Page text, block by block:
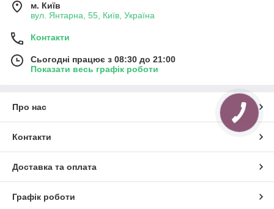
м. Київ
вул. Янтарна, 55, Київ, Україна
Контакти
Сьогодні працює з 08:30 до 21:00
Показати весь графік роботи
Про нас
Контакти
Доставка та оплата
Графік роботи